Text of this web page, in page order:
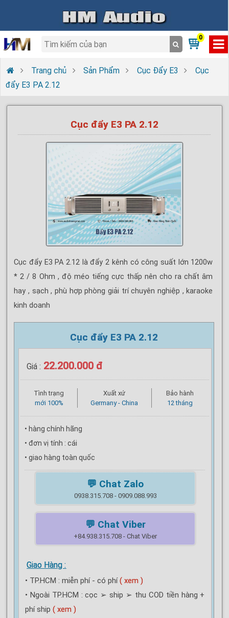
0
Trang chủ Sản Phẩm Cục Đẩy E3
Cục
đẩy E3 PA 2.12
Cục đẩy E3 PA 2.12
Cục đẩy E3 PA 2.12 là đẩy 2 kênh có công suất lớn 1200w
* 2 / 8 Ohm , độ méo tiếng cực thấp nên cho ra chất âm
hay , sạch , phù hợp phòng giải trí chuyên nghiệp , karaoke
kinh doanh
Cục đẩy E3 PA 2.12
Giá : 22.200.000 đ
Tình trạng
mới 100%
Xuất xứ
Germany - China
Bảo hành
12 tháng
• hàng chính hãng
• đơn vị tính : cái
• giao hàng toàn quốc
💬 Chat Zalo
0938.315.708 - 0909.088.993
💬 Chat Viber
+84.938.315.708 - Chat Viber
Giao Hàng :
• TP.HCM : miễn phí - có phí( xem )
• Ngoài TP.HCM : cọc ➢ ship ➢ thu COD tiền hàng +
phí ship ( xem )